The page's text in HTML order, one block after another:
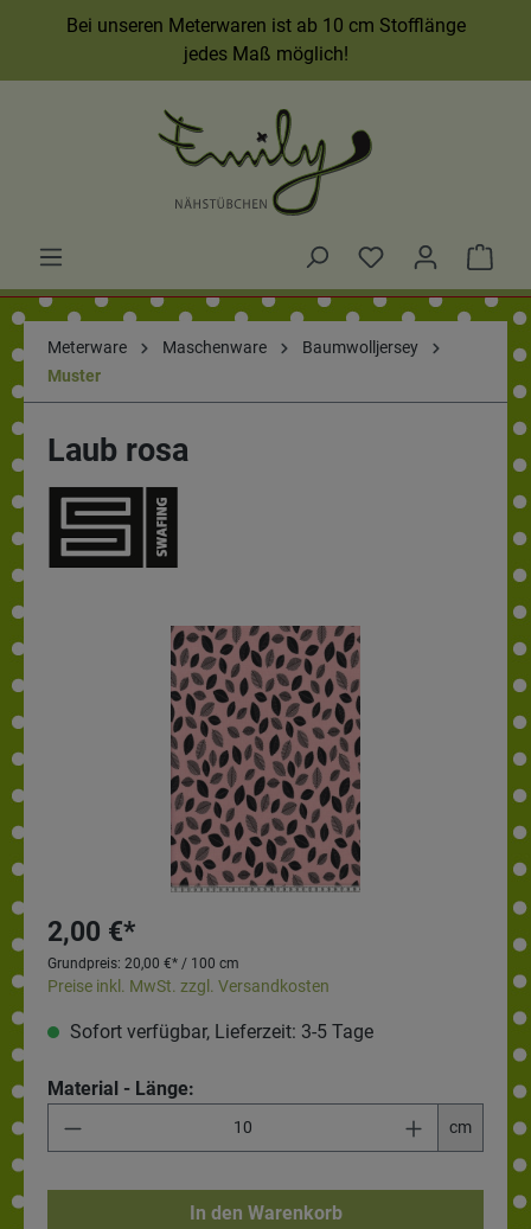
Bei unseren Meterwaren ist ab 10 cm Stofflänge
jedes Maß möglich!
Meterware Maschenware
Baumwolljersey
Muster
Laub rosa
2,00 €*
Grundpreis: 20,00 €* / 100 cm
Preise inkl. MwSt. zzgl. Versandkosten
Sofort verfügbar, Lieferzeit: 3-5 Tage
Material - Länge:
cm
In den Warenkorb